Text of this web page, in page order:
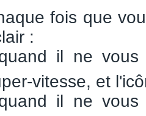
fois que
:
il ne vous
vitesse, et
il ne vous